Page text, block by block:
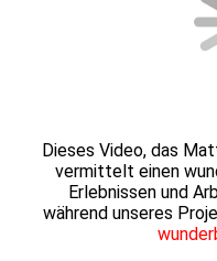
Dieses Video, das
vermittelt einen
Erlebnissen und
während unseres